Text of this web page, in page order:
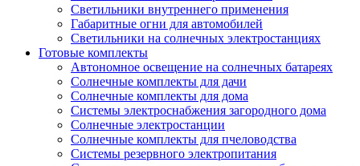
Светильники внутреннего применения
Габаритные огни для автомобилей
Светильники на солнечных электростанциях
Готовые комплекты
Автономное освещение на солнечных батареях
Солнечные комплекты для дачи
Солнечные комплекты для дома
Системы электроснабжения загородного дома
Cолнечные электростанции
Солнечные комплекты для пчеловодства
Системы резервного электропитания